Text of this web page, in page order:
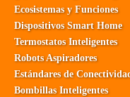
Ecosistemas y Funciones
Dispositivos Smart Home
Termostatos Inteligentes
Robots Aspiradores
Estándares de
Bombillas Inteligentes